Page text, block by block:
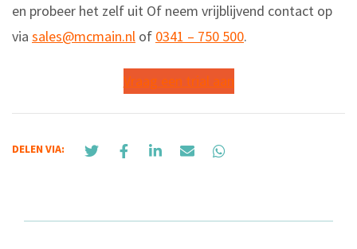
en probeer het zelf uit Of neem vrijblijvend contact op
via sales@mcmain.nl of 0341 – 750 500.
Vraag een trial aan
DELEN VIA: